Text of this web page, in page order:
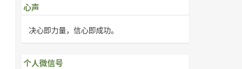
心声
决心即力量，信心即成功。
个人微信号